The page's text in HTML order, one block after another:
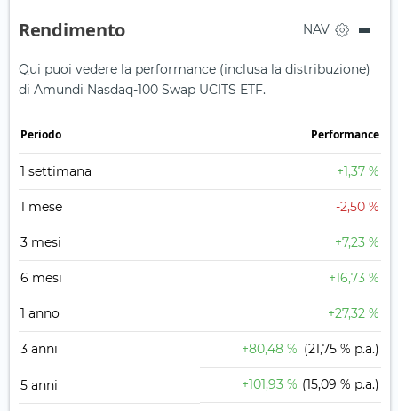
Rendimento NAV
Qui puoi vedere la performance (inclusa la distribuzione)
di Amundi Nasdaq-100 Swap UCITS ETF.
Periodo Performance
1 settimana +1,37 %
1 mese -2,50 %
3 mesi +7,23 %
6 mesi +16,73 %
1 anno +27,32 %
3 anni +80,48 % (21,75 % p.a.)
5 anni +101,93 % (15,09 % p.a.)